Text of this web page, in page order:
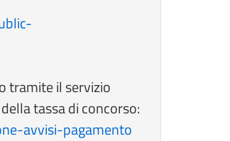
tramite il servizio
tassa di concorso:
avvisi-pagamento